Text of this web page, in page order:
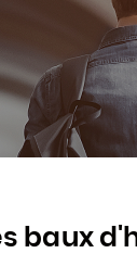
baux